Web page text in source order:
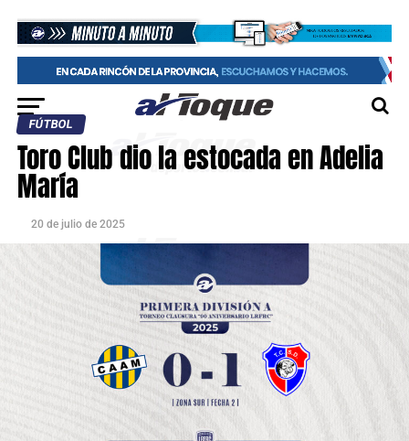
FÚTBOL
Toro Club dio la estocada en Adelia
María
20 de julio de 2025